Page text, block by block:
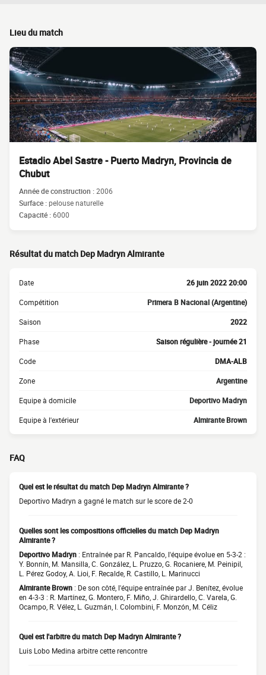
Lieu du match
Estadio Abel Sastre - Puerto Madryn, Provincia de
Chubut
Année de construction :2006
Surface :pelouse naturelle
Capacité :6000
Résultat du match Dep Madryn Almirante
Date 26 juin 2022 20:00
Compétition Primera B Nacional (Argentine)
Saison 2022
Phase Saison régulière - journée 21
Code DMA-ALB
Zone Argentine
Equipe à domicile Deportivo Madryn
Equipe à l'extérieur Almirante Brown
FAQ
Quel est le résultat du match Dep Madryn Almirante ?
Deportivo Madryn a gagné le match sur le score de 2-0
Quelles sont les compositions officielles du match Dep Madryn
Almirante ?
Deportivo Madryn : Entraînée par R. Pancaldo, l'équipe évolue en 5-3-2 :
Y. Bonnín, M. Mansilla, C. González, L. Pruzzo, G. Rocaniere, M. Peinipil,
L. Pérez Godoy, A. Lioi, F. Recalde, R. Castillo, L. Marinucci
Almirante Brown : De son côté, l'équipe entraînée par J. Benítez, évolue
en 4-3-3 : R. Martínez, G. Montero, F. Miño, J. Ghirardello, C. Varela, G.
Ocampo, R. Vélez, L. Guzmán, I. Colombini, F. Monzón, M. Céliz
Quel est l'arbitre du match Dep Madryn Almirante ?
Luis Lobo Medina arbitre cette rencontre